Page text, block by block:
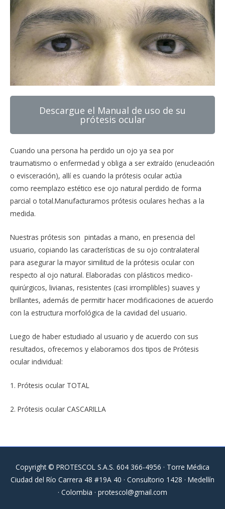
Descargue el Manual de uso de su
prótesis ocular
Cuando una persona ha perdido un ojo ya sea por
traumatismo o enfermedad y obliga a ser extraído (enucleación
o evisceración), allí es cuando la prótesis ocular actúa
como reemplazo estético ese ojo natural perdido de forma
parcial o total.Manufacturamos prótesis oculares hechas a la
medida.
Nuestras prótesis son pintadas a mano, en presencia del
usuario, copiando las características de su ojo contralateral
para asegurar la mayor similitud de la prótesis ocular con
respecto al ojo natural. Elaboradas con plásticos medico-
quirúrgicos, livianas, resistentes (casi irromplibles) suaves y
brillantes, además de permitir hacer modificaciones de acuerdo
con la estructura morfológica de la cavidad del usuario.
Luego de haber estudiado al usuario y de acuerdo con sus
resultados, ofrecemos y elaboramos dos tipos de Prótesis
ocular individual:
1. Prótesis ocular TOTAL
2. Prótesis ocular CASCARILLA
Copyright © PROTESCOL S.A.S. 604 366-4956 · Torre Médica
Ciudad del Río Carrera 48 #19A 40 · Consultorio 1428 · Medellín
· Colombia · protescol@gmail.com